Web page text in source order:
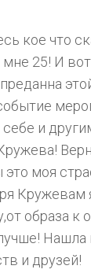
кое что
мне 25! И
себе и
это моя
Кружевам
образа к
Нашла
и друзей!